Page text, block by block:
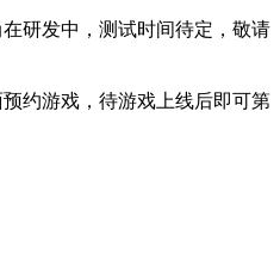
研发中，测试时间待定，敬请
约游戏，待游戏上线后即可第